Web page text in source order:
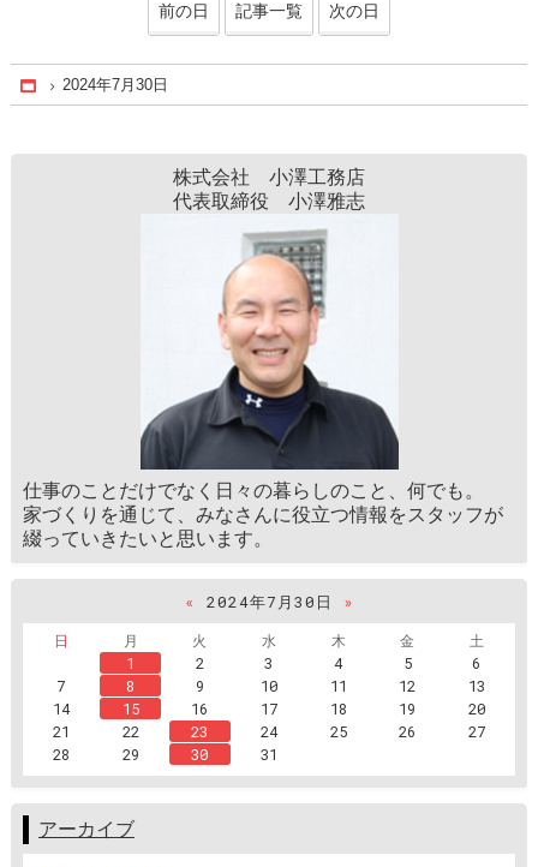
前の日 記事一覧 次の日
Home
2024年7月30日
株式会社 小澤工務店
代表取締役 小澤雅志
仕事のことだけでなく日々の暮らしのこと、何でも。
家づくりを通じて、みなさんに役立つ情報をスタッフが
綴っていきたいと思います。
« 2024年7月30日
»
日
月 火 水 木 金
土
1
2 3 4 5
6
7
8 9 10 11 12
13
14
15 16 17 18 19
20
21
22 23 24 25 26
27
28
29 30 31
アーカイブ